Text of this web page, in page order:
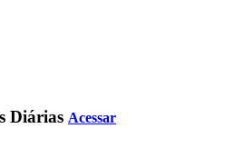
Diárias Acessar